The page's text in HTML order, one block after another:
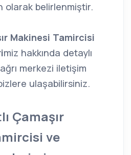
olarak belirlenmiştir.
Makinesi Tamircisi
miz hakkında detaylı
merkezi iletişim
ulaşabilirsiniz.
Çamaşır
ve